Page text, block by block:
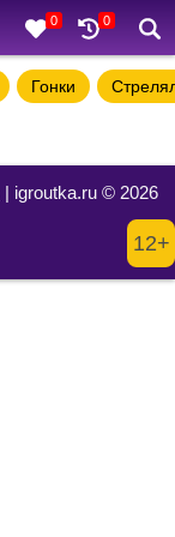
0 0
Гонки
| igroutka.ru © 2026
12+